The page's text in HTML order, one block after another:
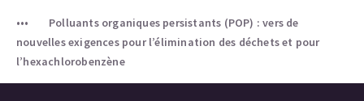
Polluants organiques persistants (POP) : vers de
nouvelles exigences pour l’élimination des déchets et pour
l’hexachlorobenzène